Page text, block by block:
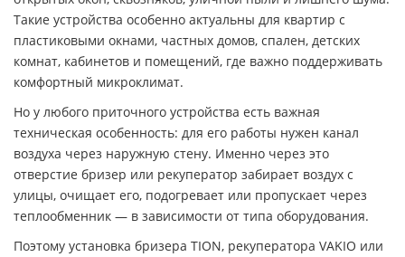
Такие устройства особенно актуальны для квартир с
пластиковыми окнами, частных домов, спален, детских
комнат, кабинетов и помещений, где важно поддерживать
комфортный микроклимат.
Но у любого приточного устройства есть важная
техническая особенность: для его работы нужен канал
воздуха через наружную стену. Именно через это
отверстие бризер или рекуператор забирает воздух с
улицы, очищает его, подогревает или пропускает через
теплообменник — в зависимости от типа оборудования.
Поэтому установка бризера TION, рекуператора VAKIO или